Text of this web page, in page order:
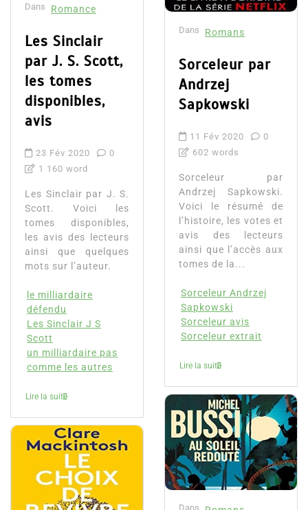
Dans Romance
Les Sinclair
par J. S. Scott,
les tomes
disponibles,
avis
23 Fév 2020
0
1 160 word
Les Sinclair par J. S.
Scott. Voici les
tomes disponibles,
les avis des lecteurs
ainsi que quelques
mots sur l’auteur.
le milliardaire
défendu
Les Sinclair J S
Scott
un milliardaire pas
comme les autres
Lire la suite
Dans Romans
Sorceleur par
Andrzej
Sapkowski
11 Fév 2020
0
602 words
Sorceleur par
Andrzej Sapkowski.
Voici le résumé de
l’histoire, les votes et
avis des lecteurs
ainsi que l’accès aux
tomes de la...
Sorceleur Andrzej
Sapkowski
Sorceleur avis
Sorceleur extrait
Lire la suite
Dans